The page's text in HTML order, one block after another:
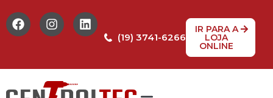
(19) 3741-6266
IR PARA A
LOJA
ONLINE